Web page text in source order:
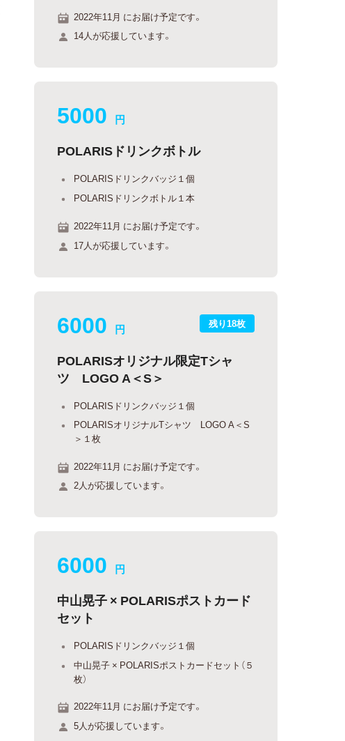
2022年11月 にお届け予定です。
14人が応援しています。
5000 円
POLARISドリンクボトル
POLARISドリンクバッジ１個
POLARISドリンクボトル１本
2022年11月 にお届け予定です。
17人が応援しています。
残り18枚
6000 円
POLARISオリジナル限定Tシャ
ツ LOGO A＜S＞
POLARISドリンクバッジ１個
POLARISオリジナルTシャツ LOGO A＜S
＞１枚
2022年11月 にお届け予定です。
2人が応援しています。
6000 円
中山晃子 × POLARISポストカード
セット
POLARISドリンクバッジ１個
中山晃子 × POLARISポストカードセット（５
枚）
2022年11月 にお届け予定です。
5人が応援しています。